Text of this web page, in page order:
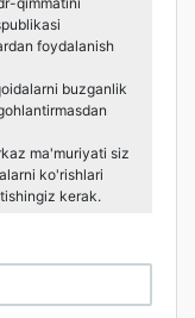
foydalanish
buzganlik
ma'muriyati siz
ko'rishlari
kerak.